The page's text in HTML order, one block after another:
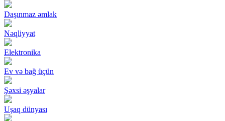
Daşınmaz əmlak
Nəqliyyat
Elektronika
Ev və bağ üçün
Şəxsi əşyalar
Uşaq dünyası